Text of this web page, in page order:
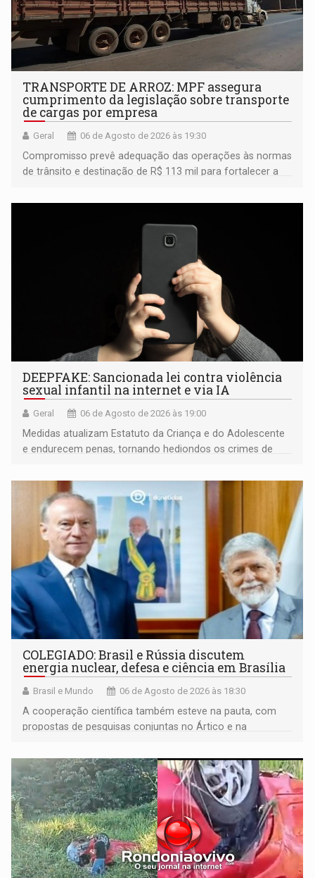
TRANSPORTE DE ARROZ: MPF assegura
cumprimento da legislação sobre transporte
de cargas por empresa
Geral 06 de Agosto de 2026 às 19:30
Compromisso prevê adequação das operações às normas
de trânsito e destinação de R$ 113 mil para fortalecer a
DEEPFAKE: Sancionada lei contra violência
sexual infantil na internet e via IA
Geral 06 de Agosto de 2026 às 19:00
Medidas atualizam Estatuto da Criança e do Adolescente
e endurecem penas, tornando hediondos os crimes de
COLEGIADO: Brasil e Rússia discutem
energia nuclear, defesa e ciência em Brasília
Brasil e Mundo 06 de Agosto de 2026 às 18:30
A cooperação científica também esteve na pauta, com
propostas de pesquisas conjuntas no Ártico e na